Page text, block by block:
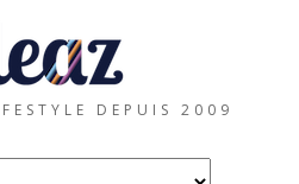
DEPUIS 2009